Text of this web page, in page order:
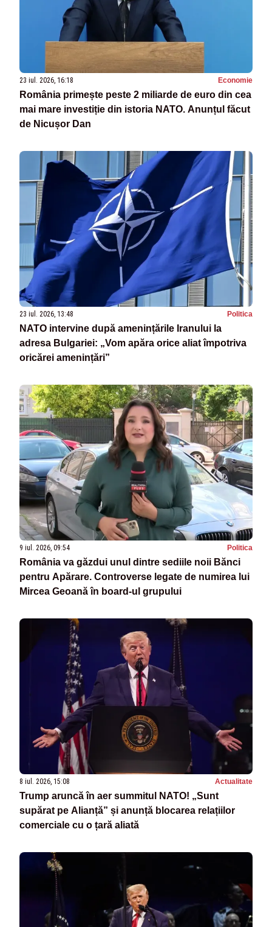
23 iul. 2026, 16:18 Economie
România primește peste 2 miliarde de euro din cea
mai mare investiție din istoria NATO. Anunțul făcut
de Nicușor Dan
23 iul. 2026, 13:48 Politica
NATO intervine după amenințările Iranului la
adresa Bulgariei: „Vom apăra orice aliat împotriva
oricărei amenințări”
9 iul. 2026, 09:54 Politica
România va găzdui unul dintre sediile noii Bănci
pentru Apărare. Controverse legate de numirea lui
Mircea Geoană în board-ul grupului
8 iul. 2026, 15:08 Actualitate
Trump aruncă în aer summitul NATO! „Sunt
supărat pe Alianță” și anunță blocarea relațiilor
comerciale cu o țară aliată